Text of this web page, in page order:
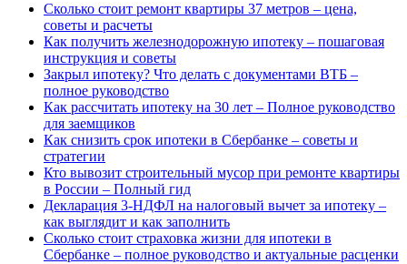
Сколько стоит ремонт квартиры 37 метров – цена,
советы и расчеты
Как получить железнодорожную ипотеку – пошаговая
инструкция и советы
Закрыл ипотеку? Что делать с документами ВТБ –
полное руководство
Как рассчитать ипотеку на 30 лет – Полное руководство
для заемщиков
Как снизить срок ипотеки в Сбербанке – советы и
стратегии
Кто вывозит строительный мусор при ремонте квартиры
в России – Полный гид
Декларация 3-НДФЛ на налоговый вычет за ипотеку –
как выглядит и как заполнить
Сколько стоит страховка жизни для ипотеки в
Сбербанке – полное руководство и актуальные расценки